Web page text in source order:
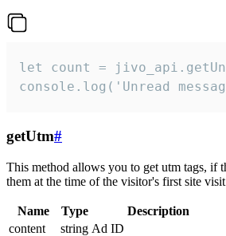
let count =
console.log('Unread
getUtm#
This method allows you to get utm tags, if
them at the time of the visitor's first site
Name Type
Description
content
string Ad ID